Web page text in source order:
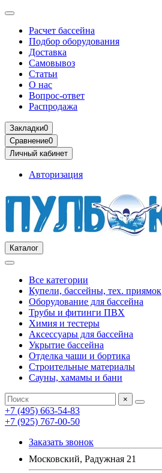
Расчет бассейна
Подбор оборудования
Доставка
Самовывоз
Статьи
О нас
Вопрос-ответ
Распродажа
Закладки0
Сравнение0
Личный кабинет
Авторизация
Каталог
Все категории
Купели, бассейны, тех. приямок
Оборудование для бассейна
Трубы и фитинги ПВХ
Химия и тестеры
Аксессуары для бассейна
Укрытие бассейна
Отделка чаши и бортика
Строительные материалы
Сауны, хамамы и бани
×
+7 (495) 663-54-83
+7 (925) 767-00-50
Заказать звонок
Московский, Радужная 21